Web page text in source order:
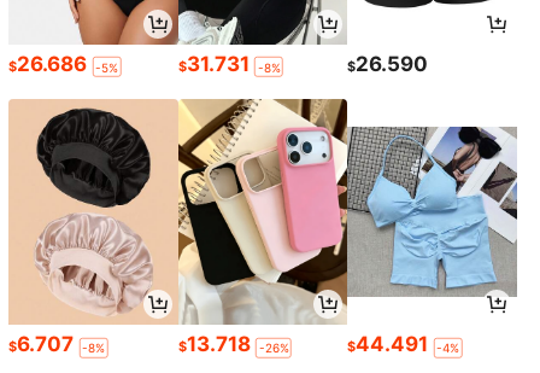
$26.686 -5% $31.731 -8% $26.590
$6.707 -8% $13.718 -26% $44.491 -4%